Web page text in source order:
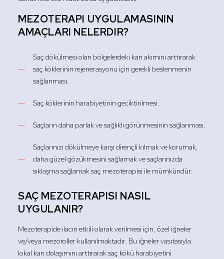
MEZOTERAPI UYGULAMASININ
AMAÇLARI NELERDIR?
Saç dökülmesi olan bölgelerdeki kan akımını arttırarak
saç köklerinin rejenerasyonu için gerekli beslenmenin
sağlanması.
Saç köklerinin harabiyetinin geciktirilmesi.
Saçların daha parlak ve sağlıklı görünmesinin sağlanması.
Saçlarınızı dökülmeye karşı dirençli kılmak ve korumak,
daha güzel gözükmesini sağlamak ve saçlarınızda
sıklaşma sağlamak saç mezoterapisi ile mümkündür.
SAÇ MEZOTERAPISI NASIL
UYGULANIR?
Mezoterapide ilacın etkili olarak verilmesi için, özel iğneler
ve/veya mezoroller kullanılmaktadır. Bu iğneler vasıtasıyla
lokal kan dolaşımını arttırarak saç kökü harabiyetini